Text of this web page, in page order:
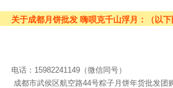
关于成都月饼批发 嗨呗克千山浮月：（以
电话：15982241149（微信同号）
成都市武侯区航空路44号粽子月饼年货批发团